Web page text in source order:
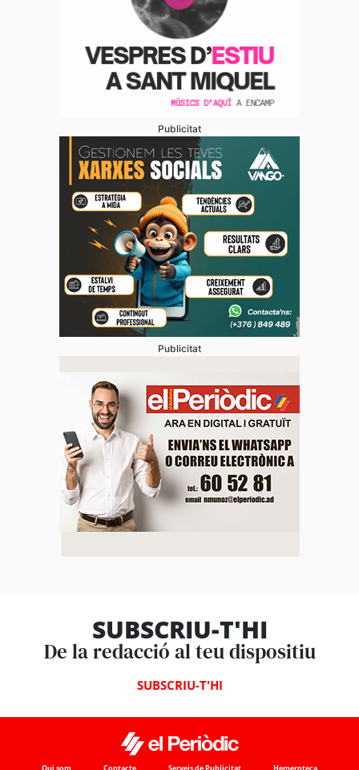
Publicitat
Publicitat
SUBSCRIU-T'HI
De la redacció al teu dispositiu
SUBSCRIU-T'HI
Qui som Contacte Serveis de Publicitat Hemeroteca